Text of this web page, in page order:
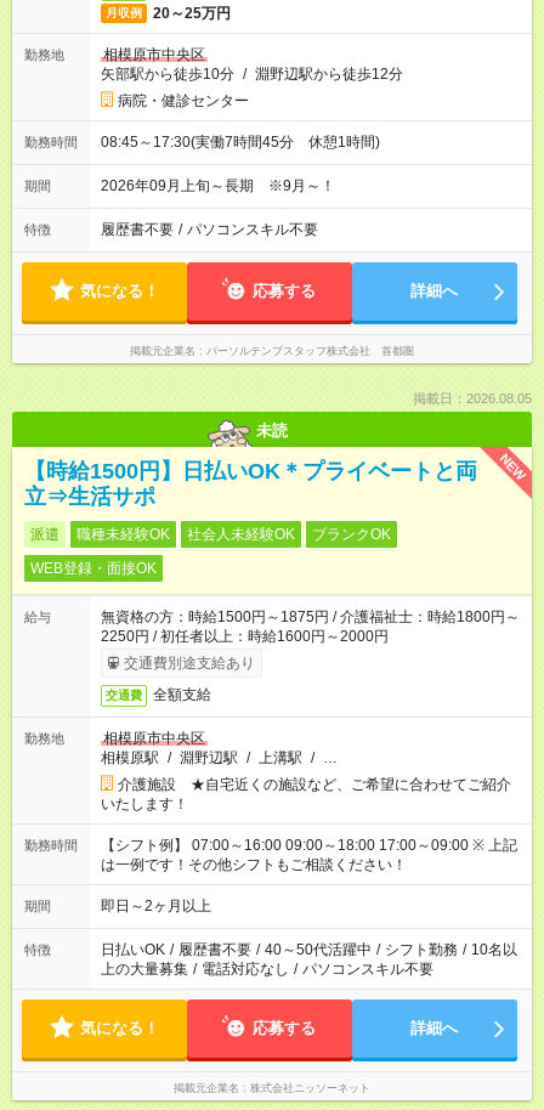
月収例 20～25万円
勤務地
相模原市中央区
矢部駅から徒歩10分 / 淵野辺駅から徒歩12分
病院・健診センター
勤務時間 08:45～17:30(実働7時間45分 休憩1時間)
期間 2026年09月上旬～長期 ※9月～！
特徴 履歴書不要 / パソコンスキル不要
気になる！ 応募する 詳細へ
掲載元企業名 パーソルテンプスタッフ株式会社 首都圏
掲載日：2026.08.05
未読
NEW
【時給1500円】日払いOK＊プライベートと両
立⇒生活サポ
派遣 職種未経験OK 社会人未経験OK
ブランクOK
WEB登録・面接OK
給与
無資格の方：時給1500円～1875円 / 介護福祉士：時給1800円～
2250円 / 初任者以上：時給1600円～2000円
交通費別途支給あり
交通費 全額支給
勤務地
相模原市中央区
相模原駅 / 淵野辺駅 / 上溝駅 / …
介護施設 ★自宅近くの施設など、ご希望に合わせてご紹介
いたします！
勤務時間
【シフト例】 07:00～16:00 09:00～18:00 17:00～09:00 ※ 上記
は一例です！その他シフトもご相談ください！
期間 即日～2ヶ月以上
特徴 日払いOK / 履歴書不要 / 40～50代活躍中 / シフト勤務 / 10名以
上の大量募集 / 電話対応なし / パソコンスキル不要
気になる！ 応募する 詳細へ
掲載元企業名 株式会社ニッソーネット